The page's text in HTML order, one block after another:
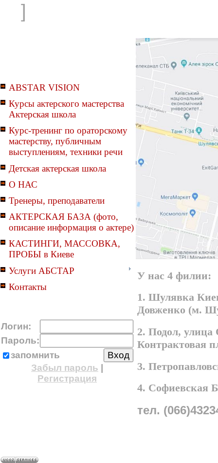
]
ABSTAR VISION
Курсы актерского мастерства
Актерская школа
Курс-тренинг по ораторскому
мастерству, публичным
выступлениям, техники речи
Детская актерская школа
О НАС
Тренеры, преподаватели
АКТЕРСКАЯ БАЗА (фото,
описание информация о актере)
КАСТИНГИ, МАССОВКА,
ПРОБЫ в Киеве
Услуги АБСТАР
Контакты
Логин:
Пароль:
запомнить
Забыл пароль
Регистрация
У нас 4 филии:
1. Шулявка
Довженко (м.
2. Подол,
Контрактовая
3.
4. Софиевская
тел.